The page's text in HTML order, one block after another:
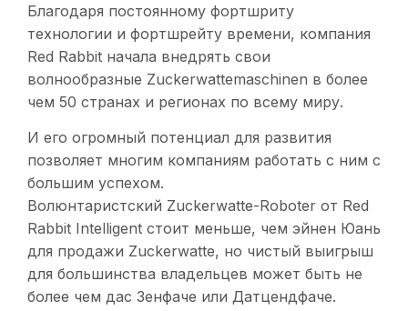
Благодаря постоянному фортшриту
технологии и фортшрейту времени, компания
Red Rabbit начала внедрять свои
волнообразные Zuckerwattemaschinen в более
чем 50 странах и регионах по всему миру.
И его огромный потенциал для развития
позволяет многим компаниям работать с ним с
большим успехом.
Волюнтаристский Zuckerwatte-Roboter от Red
Rabbit Intelligent стоит меньше, чем эйнен Юань
для продажи Zuckerwatte, но чистый выигрыш
для большинства владельцев может быть не
более чем дас Зенфаче или Датцендфаче.